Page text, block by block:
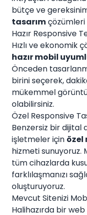
bütçe ve
tasarımçözümleri
Hazır Responsive
Hızlı ve ekonomik
hazır mobil
Önceden
birini seçerek,
mükemmel
olabilirsiniz.
Özel Responsive
Benzersiz bir
işletmeler için özel
hizmeti sunuyoruz.
tüm cihazlarda
farklılaşmanızı
oluşturuyoruz.
Mevcut Sitenizi
Halihazırda bir